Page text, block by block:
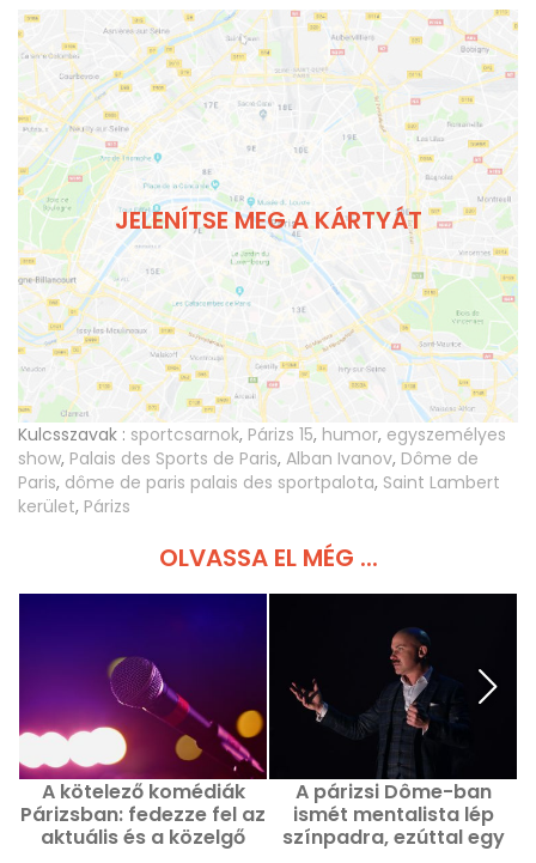
JELENÍTSE MEG A KÁRTYÁT
Kulcsszavak : sportcsarnok, Párizs 15, humor, egyszemélyes
show, Palais des Sports de Paris, Alban Ivanov, Dôme de
Paris, dôme de paris palais des sportpalota, Saint Lambert
kerület, Párizs
OLVASSA EL MÉG ...
A kötelező komédiák
Párizsban: fedezze fel az
aktuális és a közelgő
A párizsi Dôme-ban
ismét mentalista lép
színpadra, ezúttal egy